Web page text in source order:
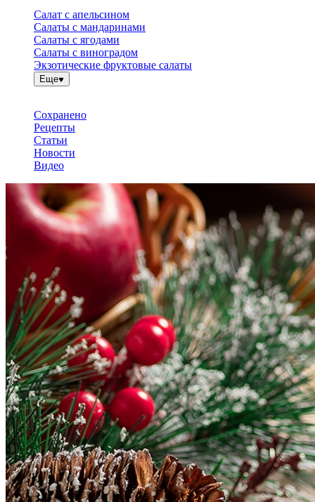
Салат с апельсином
Салаты с мандаринами
Салаты с ягодами
Салаты с виноградом
Экзотические фруктовые салаты
Еще
Сохранено
Рецепты
Статьи
Новости
Видео